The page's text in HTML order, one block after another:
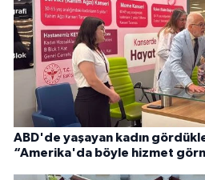
ABD'de yaşayan kadın
“Amerika'da böyle hizmet